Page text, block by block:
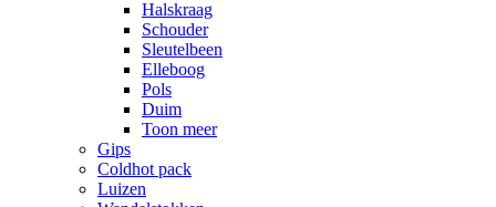
Halskraag
Schouder
Sleutelbeen
Elleboog
Pols
Duim
Toon meer
Gips
Coldhot pack
Luizen